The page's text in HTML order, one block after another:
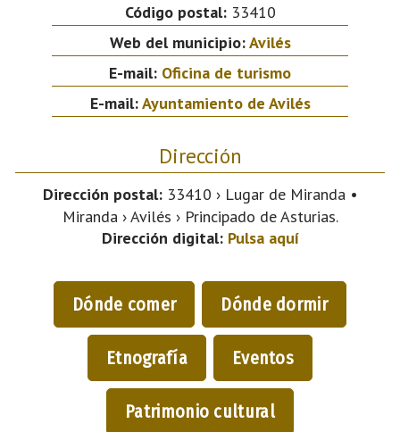
Código postal:33410
Web del municipio:Avilés
E-mail: Oficina de turismo
E-mail:Ayuntamiento de Avilés
Dirección
Dirección postal:33410 › Lugar de Miranda •
Miranda › Avilés › Principado de Asturias.
Dirección digital: Pulsa aquí
Dónde comer Dónde dormir
Etnografía Eventos
Patrimonio cultural